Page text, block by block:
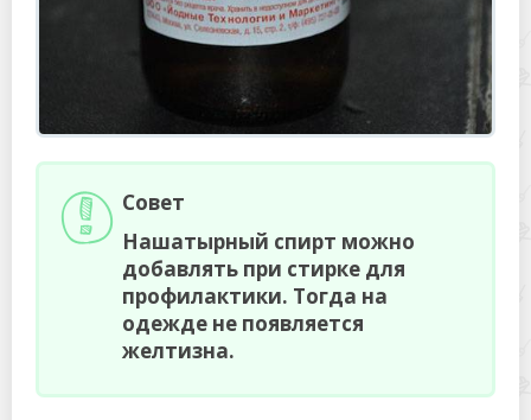
Совет
Нашатырный спирт можно
добавлять при стирке для
профилактики. Тогда на
одежде не появляется
желтизна.